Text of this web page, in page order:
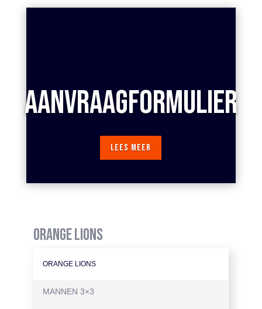
AANVRAAGFORMULIER
LEES MEER
ORANGE LIONS
ORANGE LIONS
MANNEN 3×3